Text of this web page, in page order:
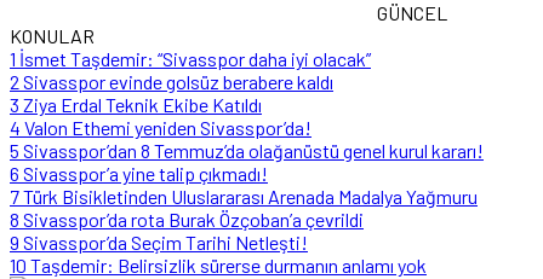
GÜNCEL
KONULAR
1 İsmet Taşdemir: “Sivasspor daha iyi olacak”
2 Sivasspor evinde golsüz berabere kaldı
3 Ziya Erdal Teknik Ekibe Katıldı
4 Valon Ethemi yeniden Sivasspor’da!
5 Sivasspor’dan 8 Temmuz’da olağanüstü genel kurul kararı!
6 Sivasspor’a yine talip çıkmadı!
7Türk Bisikletinden Uluslararası Arenada Madalya Yağmuru
8 Sivasspor’da rota Burak Özçoban’a çevrildi
9 Sivasspor’da Seçim Tarihi Netleşti!
10 Taşdemir: Belirsizlik sürerse durmanın anlamı yok